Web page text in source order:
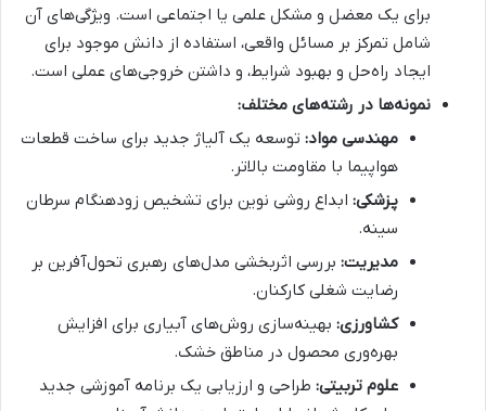
برای یک معضل و مشکل علمی یا اجتماعی است. ویژگی‌های آن
شامل تمرکز بر مسائل واقعی، استفاده از دانش موجود برای
ایجاد راه‌حل و بهبود شرایط، و داشتن خروجی‌های عملی است.
نمونه‌ها در رشته‌های مختلف:
مهندسی مواد: توسعه یک آلیاژ جدید برای ساخت قطعات
هواپیما با مقاومت بالاتر.
پزشکی: ابداع روشی نوین برای تشخیص زودهنگام سرطان
سینه.
مدیریت: بررسی اثربخشی مدل‌های رهبری تحول‌آفرین بر
رضایت شغلی کارکنان.
کشاورزی: بهینه‌سازی روش‌های آبیاری برای افزایش
بهره‌وری محصول در مناطق خشک.
علوم تربیتی: طراحی و ارزیابی یک برنامه آموزشی جدید